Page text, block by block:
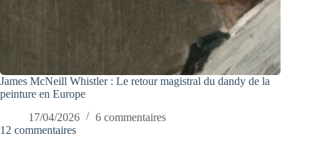
James McNeill Whistler : Le retour magistral du dandy de la
peinture en Europe
17/04/2026
6 commentaires
12 commentaires